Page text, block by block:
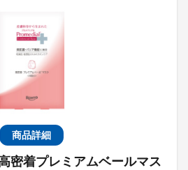
商品詳細
密着プレミアムベールマス